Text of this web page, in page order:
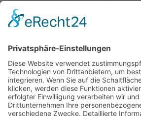
Accessoires
Kleider
Homewear
Jacken & Mäntel
Curvy
Herren
Kids
Burda Fantasy